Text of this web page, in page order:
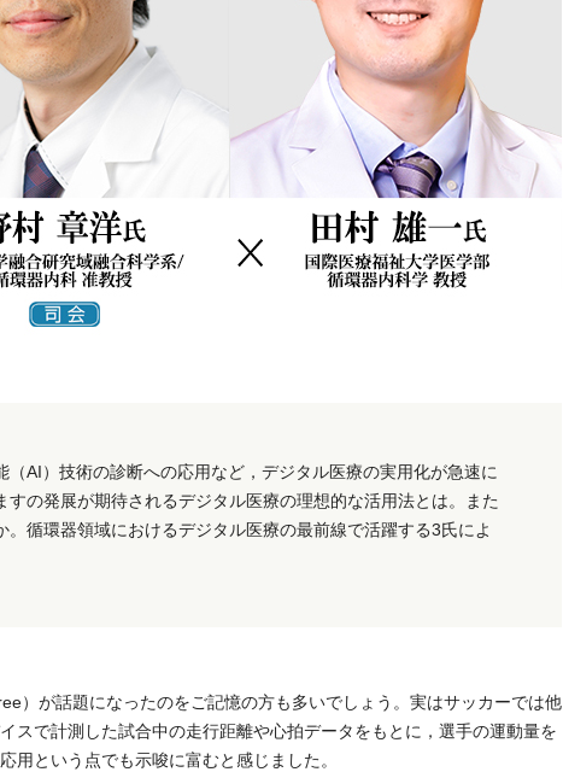
AI）技術の診断への応用など，デジタル医療の実用化が急速に
の発展が期待されるデジタル医療の理想的な活用法とは。また
循環器領域におけるデジタル医療の最前線で活躍する3氏によ
）が話題になったのをご記憶の方も多いでしょう。実はサッカーでは他
スで計測した試合中の走行距離や心拍データをもとに，選手の運動量を
用という点でも示唆に富むと感じました。